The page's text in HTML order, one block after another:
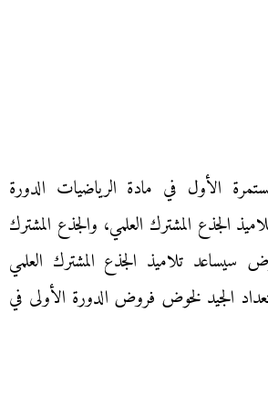
الأول في مادة الرياضيات الدورة
(النموذج 5) لتلاميذ الجذع المشترك العلمي، والجذع المشترك
سيساعد تلاميذ الجذع المشترك العلمي
الجيد لخوض فروض الدورة الأولى في